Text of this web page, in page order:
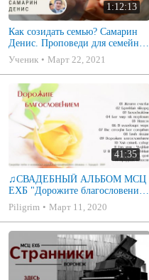
1:12:13
Как созидать семью? Самарин
Денис. Проповеди для семейных
МСЦ ЕХБ
Ученик Март 22, 2021
41:35
♫СВАДЕБНЫЙ АЛЬБОМ МСЦ
ЕХБ "Дорожите благословением
- Христианские песни.
Музыкальный диск. Псалмы
Piligrim Март 11, 2020